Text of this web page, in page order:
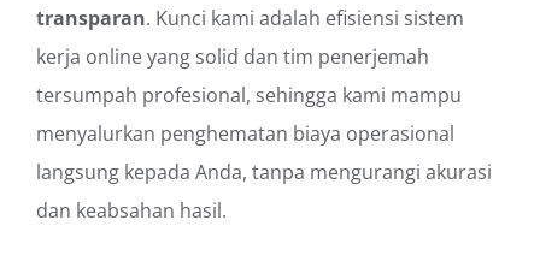
transparan. Kunci kami adalah efisiensi sistem
kerja online yang solid dan tim penerjemah
tersumpah profesional, sehingga kami mampu
menyalurkan penghematan biaya operasional
langsung kepada Anda, tanpa mengurangi akurasi
dan keabsahan hasil.